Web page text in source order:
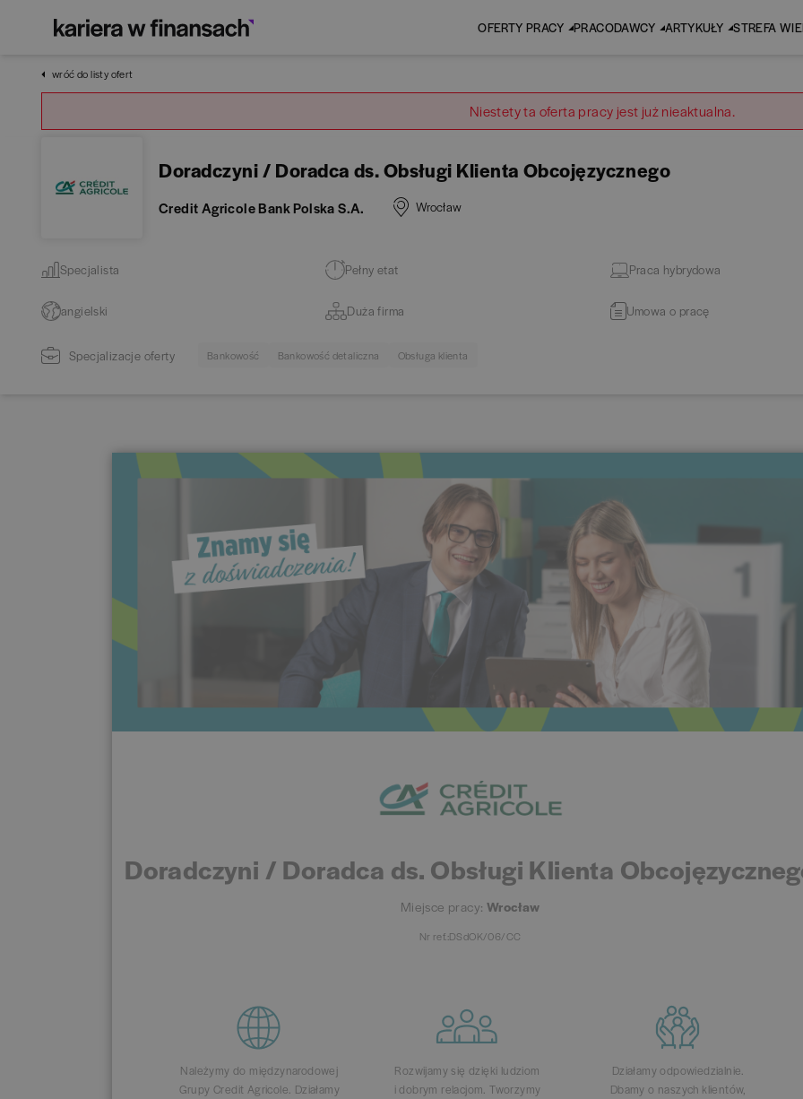
OFERTY PRACY PRACODAWCY ARTYKUŁY STREFA
wróć do listy ofert
Niestety ta oferta pracy jest już nieaktualna.
Doradczyni / Doradca ds. Obsługi Klienta Obcojęzycznego
Credit Agricole Bank Polska S.A. Wrocław
Specjalista Pełny etat Praca hybrydowa
angielski Duża firma Umowa o pracę
Specjalizacje oferty Bankowość Bankowość detaliczna Obsługa klienta
Doradczyni / Doradca ds. Obsługi Klienta
Miejsce pracy: Wrocław
Nr ref.:DSdOK/06/CC
Należymy do międzynarodowej
Grupy Credit Agricole. Działamy
Rozwijamy się dzięki ludziom
i dobrym relacjom. Tworzymy
Działamy odpowiedzialnie.
Dbamy o naszych klientów,